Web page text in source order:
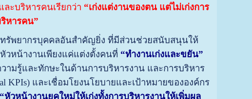
ะบริหารคนเรียกว่า “เก่งแต่งานของตน แต่ไม่เก่งการ
หารคน”
รัพยากรบุคคลอันสําคัญยิ่ง ที่มีส่วนช่วยสนับสนุนให้
วหน้างานเพียงแค่แต่งตั้งคนที่ “ทำงานเก่งและขยัน”
มรู้และทักษะในด้านการบริหารงาน และการบริหาร
KPIs) และเชื่อมโยงนโยบายและเป้าหมายขององค์กร
“หัวหน้างานยุคใหม่ให้เก่งทั้งการบริหารงานให้เพิ่มผล